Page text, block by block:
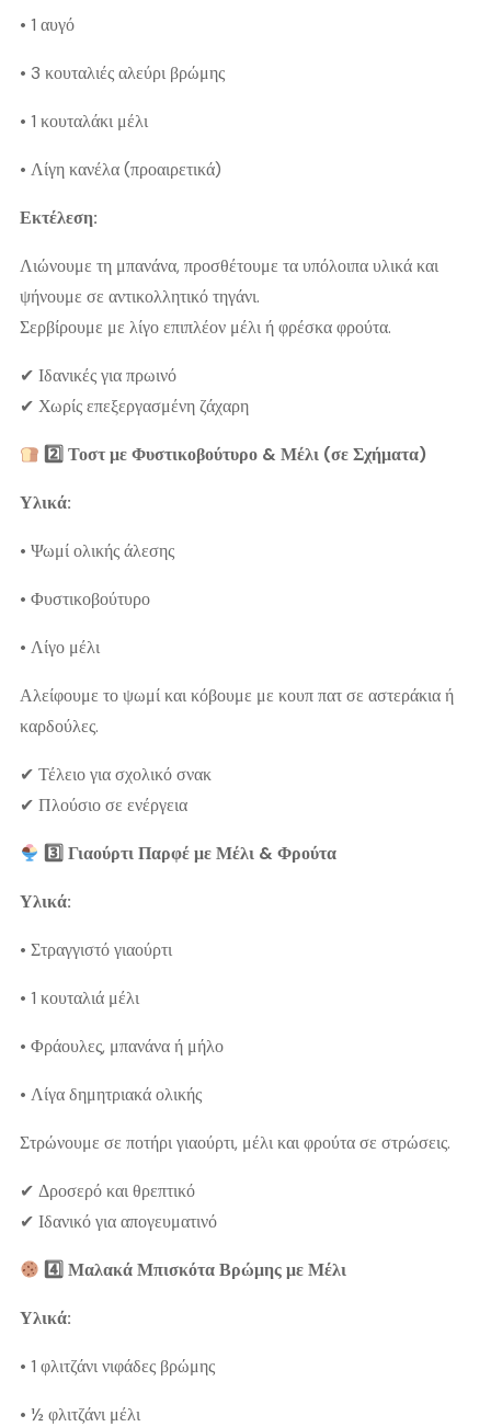
• 1 αυγό
• 3 κουταλιές αλεύρι βρώμης
• 1 κουταλάκι μέλι
• Λίγη κανέλα (προαιρετικά)
Εκτέλεση:
Λιώνουμε τη μπανάνα, προσθέτουμε τα υπόλοιπα υλικά και
ψήνουμε σε αντικολλητικό τηγάνι.
Σερβίρουμε με λίγο επιπλέον μέλι ή φρέσκα φρούτα.
✔ Ιδανικές για πρωινό
✔ Χωρίς επεξεργασμένη ζάχαρη
2️ Τοστ μεΦυστικοβούτυρο & Μέλι (σε Σχήματα)
Υλικά:
• Ψωμί ολικής άλεσης
• Φυστικοβούτυρο
• Λίγο μέλι
Αλείφουμε το ψωμί και κόβουμε με κουπ πατ σε αστεράκια ή
καρδούλες.
✔ Τέλειο για σχολικό σνακ
✔ Πλούσιο σε ενέργεια
3️ ΓιαούρτιΠαρφέμε Μέλι & Φρούτα
Υλικά:
• Στραγγιστό γιαούρτι
• 1 κουταλιά μέλι
• Φράουλες, μπανάνα ή μήλο
• Λίγα δημητριακά ολικής
Στρώνουμε σε ποτήρι γιαούρτι, μέλι και φρούτα σε στρώσεις.
✔ Δροσερό και θρεπτικό
✔ Ιδανικό για απογευματινό
4️ Μαλακά ΜπισκόταΒρώμηςμε Μέλι
Υλικά:
• 1 φλιτζάνι νιφάδες βρώμης
• ½ φλιτζάνι μέλι